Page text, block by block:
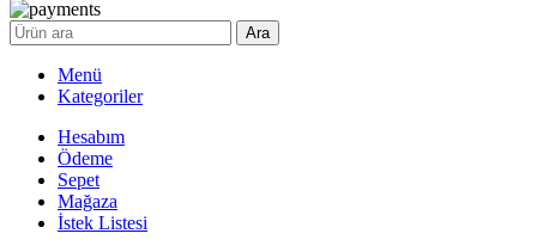
Ara
Menü
Kategoriler
Hesabım
Ödeme
Sepet
Mağaza
İstek Listesi